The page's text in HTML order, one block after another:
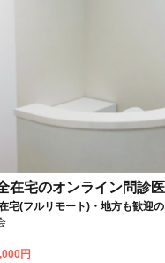
在宅のオンライン問診
宅(フルリモート)・地方も歓迎
円